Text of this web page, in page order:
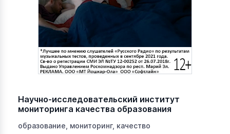
Научно-исследовательский институт
мониторинга качества образования
образование, мониторинг, качество